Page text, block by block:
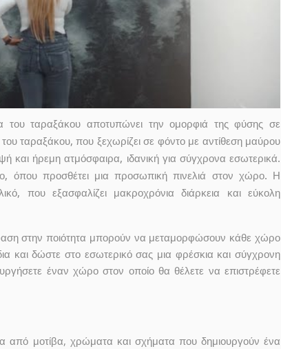
ταραξάκου αποτυπώνει την ομορφιά της φύσης σε
του ταραξάκου, που ξεχωρίζει σε φόντο με αντίθεση μαύρου
και ήρεμη ατμόσφαιρα, ιδανική για σύγχρονα εσωτερικά.
όπου προσθέτει μια προσωπική πινελιά στον χώρο. Η
που εξασφαλίζει μακροχρόνια διάρκεια και εύκολη
στην ποιότητα μπορούν να μεταμορφώσουν κάθε χώρο
και δώστε στο εσωτερικό σας μια φρέσκια και σύγχρονη
έναν χώρο στον οποίο θα θέλετε να επιστρέφετε
από μοτίβα, χρώματα και σχήματα που δημιουργούν ένα